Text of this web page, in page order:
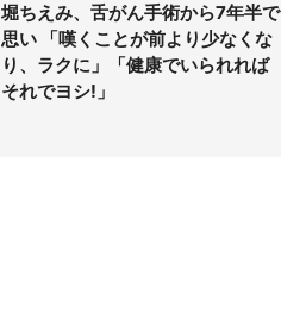
堀ちえみ、舌がん手術から7年半で
思い 「嘆くことが前より少なくな
り、ラクに」「健康でいられれば
それでヨシ!」